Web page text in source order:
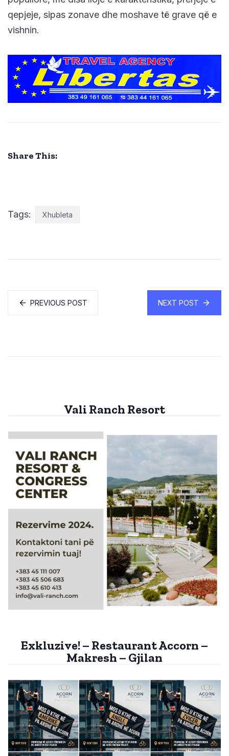
qepjeje, sipas zonave dhe moshave të grave që e
vishnin.
Share This:
Tags: Xhubleta
PREVIOUS POST NEXT POST
Vali Ranch Resort
Exkluzive! – Restaurant Accorn –
Makresh – Gjilan